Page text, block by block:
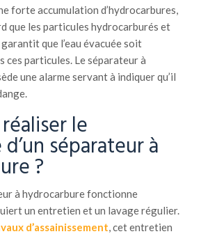
forte accumulation d’hydrocarbures,
que les particules hydrocarburés et
garantit que l’eau évacuée soit
ces particules. Le séparateur à
une alarme servant à indiquer qu’il
le
séparateur à
?
à hydrocarbure fonctionne
un entretien et un lavage régulier.
d’assainissement , cet entretien